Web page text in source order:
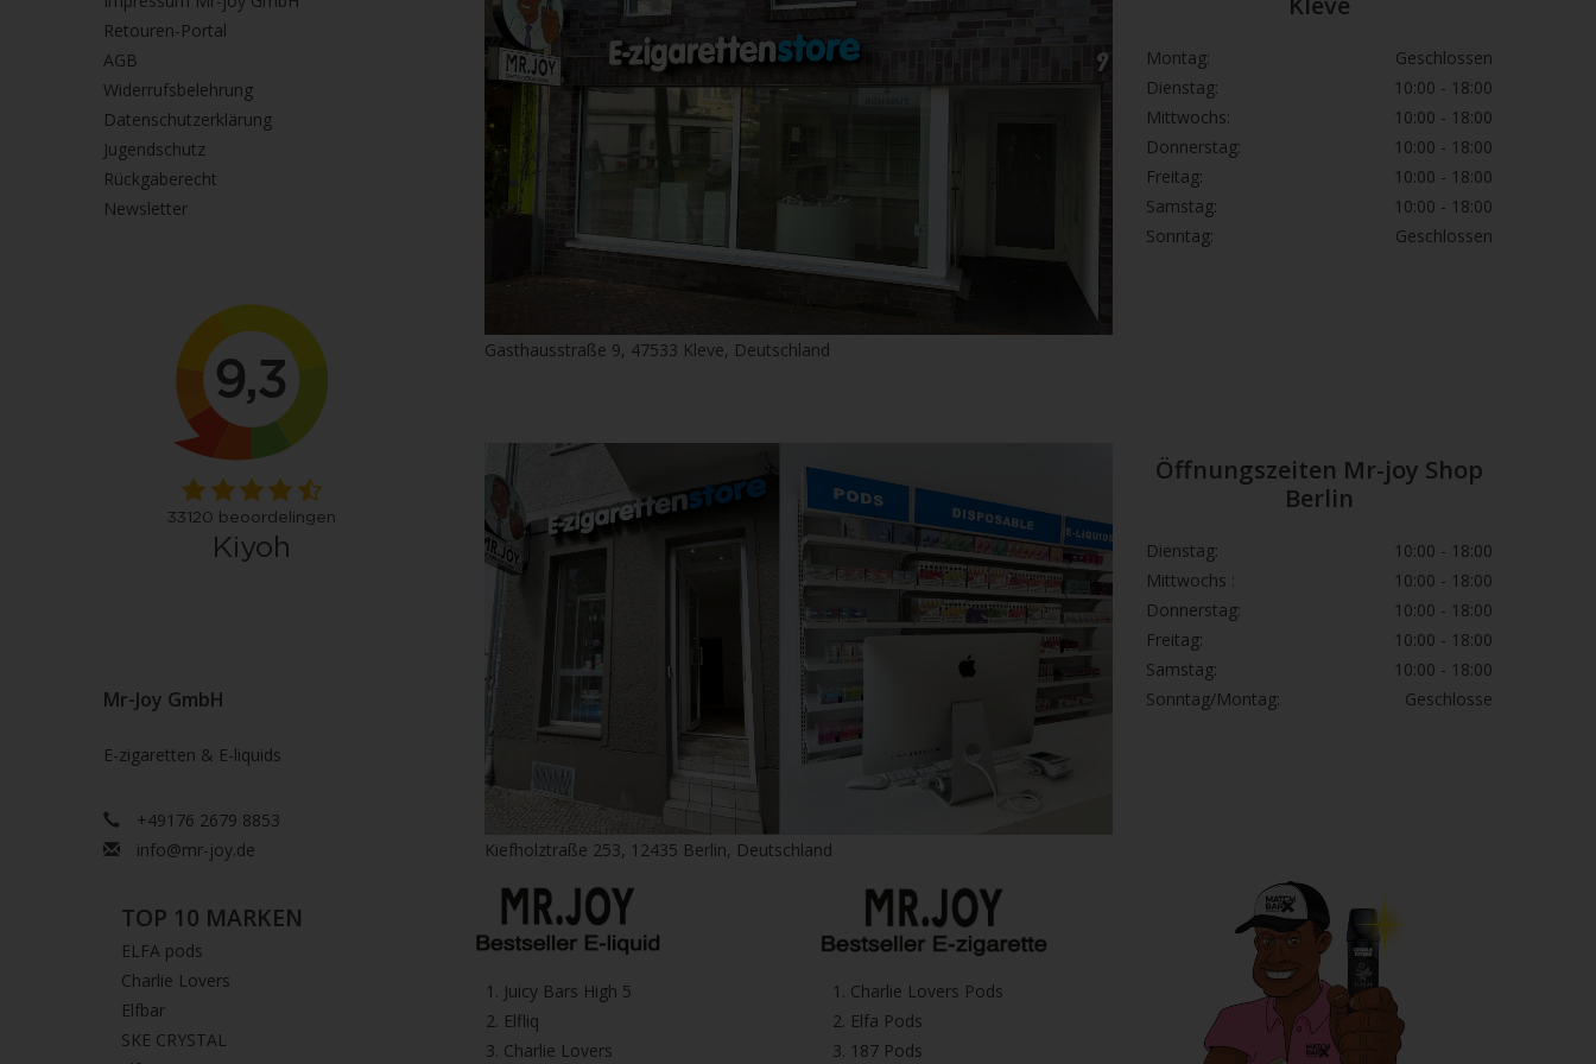
1x Reinigungsbürste
1x Bedienungsanleitung
Storz & Bickel leben von Kreativität und Innovation. Die Präsenz des Plenty Vaporizers ist ein
Beweis dafür, wie kreativ und innovativ diese Produktlinie sein kann. Der Plenty Vaporizer ist wohl
einer der seltsamsten Vaporizer auf dem Markt.
Der Plenty ist ein großartiges Beispiel für deutsche Ingenieurskunst vom Feinsten. Es ist ein
einzigartiges Gerät, das nicht nur für das Auge angenehm ist, sondern auch ein
außergewöhnliches Gerät, das ein erstklassiges Dampferlebnis bietet. Es ist ein Desktop-Vaporizer
vollgepackt mit Funktionen, die Ihnen und Ihren Freunden eine großartige Session garantieren.
Wie der Plenty Vaporizer funktioniert
Sie können Ihre Sitzung mit dem Plenty Vaporizer beginnen, indem Sie zuerst den Schalter
abzulegen. Es heizt nur so lange auf, wie der Abzug gedrückt wird.
Füllen Sie die Heizkammer weiter mit Ihrem Lieblingskraut und schließen Sie sie dann. Sobald das
Gerät vollständig zusammengebaut und auf die richtige Temperatur aufgeheizt ist, können Sie die
Spitze des Mundstücks herausziehen. So einfach ist das!
Produktionsqualität
Storz & Bickel hat sich in Sachen Fertigungsqualität seiner Geräte zu einer Art Moloch entwickelt.
Egal, ob Sie den über 20 Jahre alten Volcano Classic oder den neueren Plenty Vaporizer kaufen, Sie
erhalten immer die gleiche robuste und solide Konstruktion, die für deutsche Ingenieurskunst
steht. Deshalb hat sich die Marke in ihrer langen Geschichte so gut geschlagen.
Der Plenty trägt den Mantel nach vorne und bietet eine hochwertige Konstruktion und ein
ausgeklügeltes Design. Es ist ein Beweis für das Engagement der Marke, bei jeder produzierten
Einheit die beste Qualität zu liefern.
Das Gerät verfügt über ein Edelstahlrohr, die Kühlschlange und die Heizkammer, die gut gestaltet
Die Zifferblätter sind etwas veraltet, da sie analog zu den Schaltern sind. Damit sollen aber
Schwächen und Ausfälle minimiert werden. Bei der Bauweise und Qualität des Plenty Vaporizers
Wer ein technisch fortschrittlicheres Gerät bevorzugt, aber nicht auf die Robustheit und Qualität
des Plenty verzichten möchte, der kann sich für den Hybrid Vaporizer entscheiden, der ebenfalls
Retouren-Portal
AGB
Widerrufsbelehrung
Datenschutzerklärung
Jugendschutz
Rückgaberecht
Newsletter
Mr-Joy GmbH
E-zigaretten & E-liquids
+49176 2679 8853
info@mr-joy.de
Gasthausstraße 9, 47533 Kleve, Deutschland
Kiefholztraße 253, 12435 Berlin, Deutschland
Montag:
Geschlossen
Dienstag:
10:00 - 18:00
Mittwochs:
10:00 - 18:00
Donnerstag:
10:00 - 18:00
Freitag:
10:00 - 18:00
Samstag:
10:00 - 18:00
Sonntag:
Geschlossen
Öffnungszeiten Mr-joy Shop
Berlin
Dienstag:
10:00 - 18:00
Mittwochs :
10:00 - 18:00
Donnerstag:
10:00 - 18:00
Freitag:
10:00 - 18:00
Samstag:
10:00 - 18:00
Sonntag/Montag:
Geschlosse
TOP 10 MARKEN
ELFA pods
Charlie Lovers
Elfbar
SKE CRYSTAL
1.⁠ ⁠Juicy Bars High 5
2.⁠ ⁠⁠Elfliq
3.⁠ ⁠⁠Charlie Lovers
1.⁠ ⁠Charlie Lovers Pods
2.⁠ ⁠⁠Elfa Pods
3.⁠ ⁠⁠187 Pods